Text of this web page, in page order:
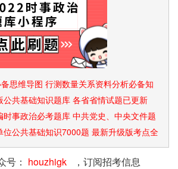
思维导图 行测数量关系资料分析必备知
共基础知识题库 各省省情试题已更新
事政治必考题库 中共党史、中央文件题
公共基础知识7000题 最新升级版考点全
号： houzhigk，订阅招考信息